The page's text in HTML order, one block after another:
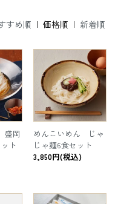
すめ順 | 価格順 | 新着順
盛岡
ト
めんこいめん じゃ
じゃ麺6食セット
3,850円(税込)